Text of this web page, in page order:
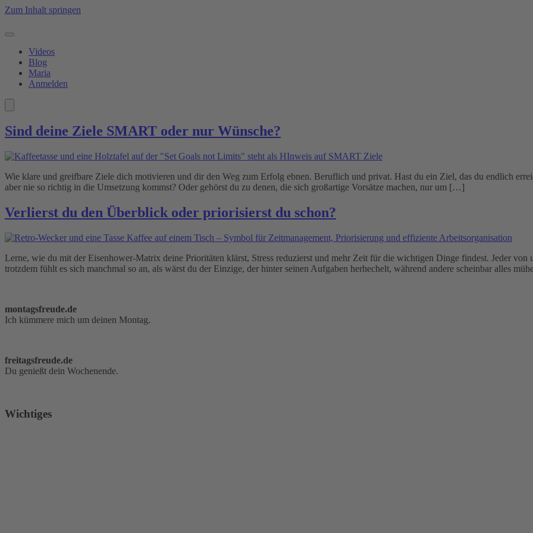
Zum Inhalt springen
Videos
Blog
Maria
Anmelden
Sind deine Ziele SMART oder nur Wünsche?
Wie klare und greifbare Ziele dich motivieren und dir den Weg zum Erfolg ebnen. Beruflich und privat. Hast du ein Ziel, das du endlich
aber nie so richtig in die Umsetzung kommst? Oder gehörst du zu denen, die sich großartige Vorsätze machen, nur um […]
Verlierst du den Überblick oder priorisierst du schon?
Lerne, wie du mit der Eisenhower-Matrix deine Prioritäten klärst, Stress reduzierst und mehr Zeit für die wichtigen Dinge findest. Jeder von
trotzdem fühlt es sich manchmal so an, als wärst du der Einzige, der hinter seinen Aufgaben herhechelt, während andere scheinbar alles
montagsfreude.de
Ich kümmere mich um deinen Montag.
freitagsfreude.de
Du genießt dein Wochenende.
Wichtiges